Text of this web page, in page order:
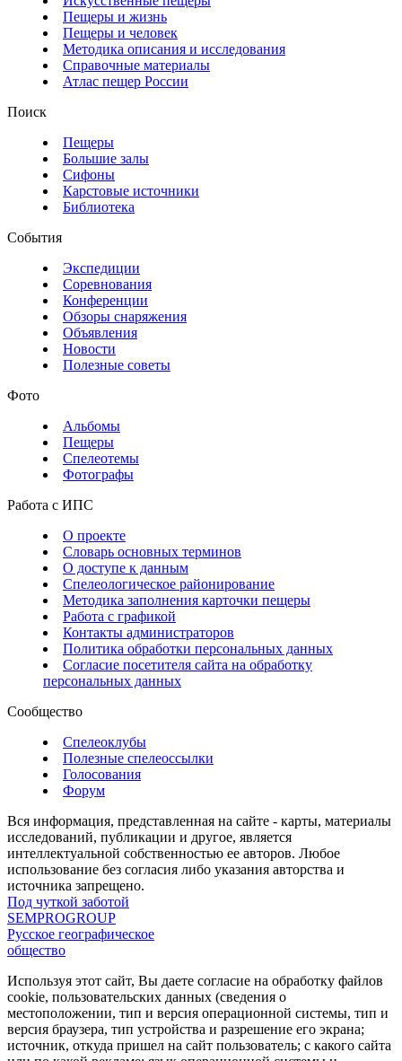
Пещеры и жизнь
Пещеры и человек
Методика описания и исследования
Справочные материалы
Атлас пещер России
Поиск
Пещеры
Большие залы
Сифоны
Карстовые источники
Библиотека
События
Экспедиции
Соревнования
Конференции
Обзоры снаряжения
Объявления
Новости
Полезные советы
Фото
Альбомы
Пещеры
Спелеотемы
Фотографы
Работа с ИПС
О проекте
Словарь основных терминов
О доступе к данным
Спелеологическое районирование
Методика заполнения карточки пещеры
Работа с графикой
Контакты администраторов
Политика обработки персональных данных
Согласие посетителя сайта на обработку
персональных данных
Сообщество
Спелеоклубы
Полезные спелеоссылки
Голосования
Форум
Вся информация, представленная на сайте - карты, материалы
исследований, публикации и другое, является
интеллектуальной собственностью ее авторов. Любое
использование без согласия либо указания авторства и
источника запрещено.
Под чуткой заботой
SEMPROGROUP
Русское географическое
общество
Используя этот сайт, Вы даете согласие на обработку файлов
cookie, пользовательских данных (сведения о
местоположении, тип и версия операционной системы, тип и
версия браузера, тип устройства и разрешение его экрана;
источник, откуда пришел на сайт пользователь; с какого сайта